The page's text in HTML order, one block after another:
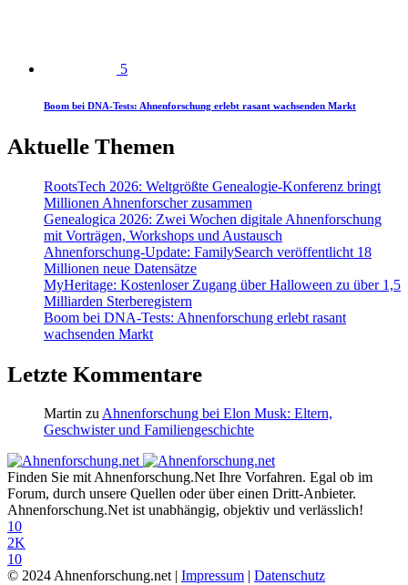
5
Boom bei DNA-Tests: Ahnenforschung erlebt rasant wachsenden Markt
Aktuelle Themen
RootsTech 2026: Weltgrößte Genealogie-Konferenz bringt
Millionen Ahnenforscher zusammen
Genealogica 2026: Zwei Wochen digitale Ahnenforschung
mit Vorträgen, Workshops und Austausch
Ahnenforschung-Update: FamilySearch veröffentlicht 18
Millionen neue Datensätze
MyHeritage: Kostenloser Zugang über Halloween zu über 1,5
Milliarden Sterberegistern
Boom bei DNA-Tests: Ahnenforschung erlebt rasant
wachsenden Markt
Letzte Kommentare
Martin zuAhnenforschung bei Elon Musk: Eltern,
Geschwister und Familiengeschichte
Finden Sie mit Ahnenforschung.Net Ihre Vorfahren. Egal ob im
Forum, durch unsere Quellen oder über einen Dritt-Anbieter.
Ahnenforschung.Net ist unabhängig, objektiv und verlässlich!
10
2K
10
© 2024 Ahnenforschung.net | Impressum Datenschutz